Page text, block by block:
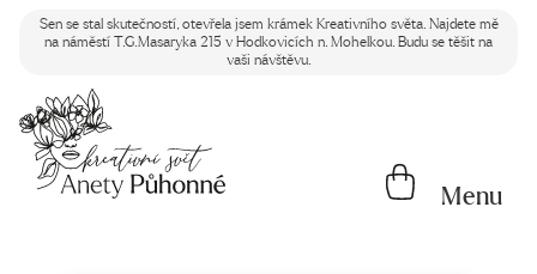
Sen se stal skutečností, otevřela jsem krámek Kreativního světa. Najdete mě
na náměstí T.G.Masaryka 215 v Hodkovicích n. Mohelkou. Budu se těšit na
vaši návštěvu.
Menu